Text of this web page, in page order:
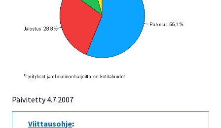
Päivitetty4.7.2007
Viittausohje: